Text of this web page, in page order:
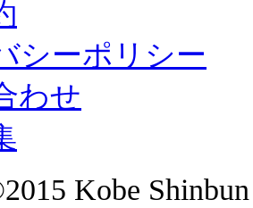
シーポリシー
わせ
Kobe